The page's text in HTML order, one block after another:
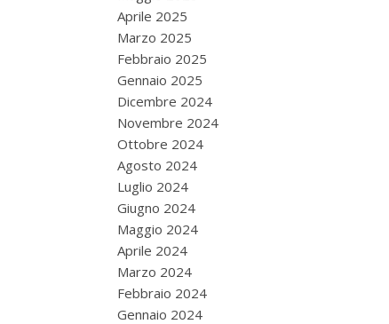
Aprile 2025
Marzo 2025
Febbraio 2025
Gennaio 2025
Dicembre 2024
Novembre 2024
Ottobre 2024
Agosto 2024
Luglio 2024
Giugno 2024
Maggio 2024
Aprile 2024
Marzo 2024
Febbraio 2024
Gennaio 2024